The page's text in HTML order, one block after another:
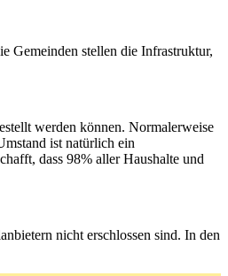
Gemeinden stellen die Infrastruktur,
werden können. Normalerweise
ist natürlich ein
dass 98% aller Haushalte und
nicht erschlossen sind. In den